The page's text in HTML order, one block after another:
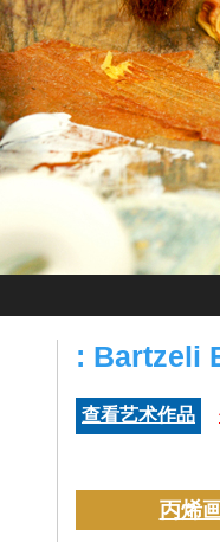
: Bartzeli
查看艺术作品
丙烯